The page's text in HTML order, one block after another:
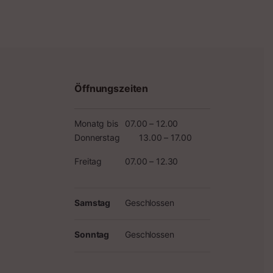
Öffnungszeiten
Monatg bis
Donnerstag
Freitag
07.00 – 12.00
13.00 – 17.00
07.00 – 12.30
Samstag Geschlossen
Sonntag Geschlossen